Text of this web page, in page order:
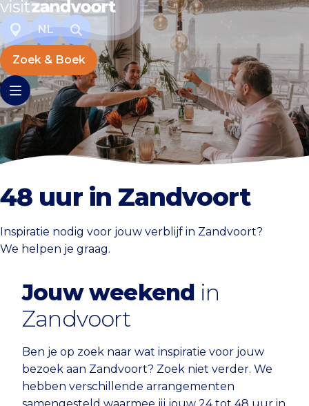
NL
Zoek & Boek
48 uur in Zandvoort
Inspiratie nodig voor jouw verblijf in Zandvoort?
We helpen je graag.
Jouw weekend in
Zandvoort
Ben je op zoek naar wat inspiratie voor jouw
bezoek aan Zandvoort? Zoek niet verder. We
hebben verschillende arrangementen